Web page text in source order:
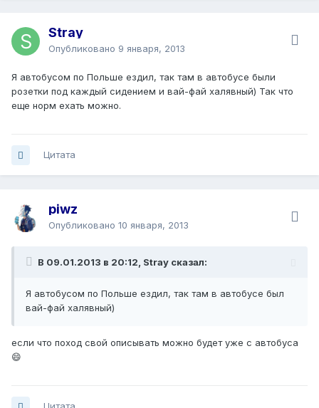
Stray
Опубликовано 9 января, 2013
Я автобусом по Польше ездил, так там в автобусе были
розетки под каждый сидением и вай-фай халявный) Так что
еще норм ехать можно.
Цитата
piwz
Опубликовано 10 января, 2013
В 09.01.2013 в 20:12, Stray сказал:
Я автобусом по Польше ездил, так там в автобусе был
вай-фай халявный)
если что поход свой описывать можно будет уже с автобуса
😄